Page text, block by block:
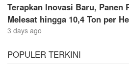
Terapkan Inovasi Baru, Panen
Melesat hingga 10,4 Ton per
3 days ago
POPULER TERKINI